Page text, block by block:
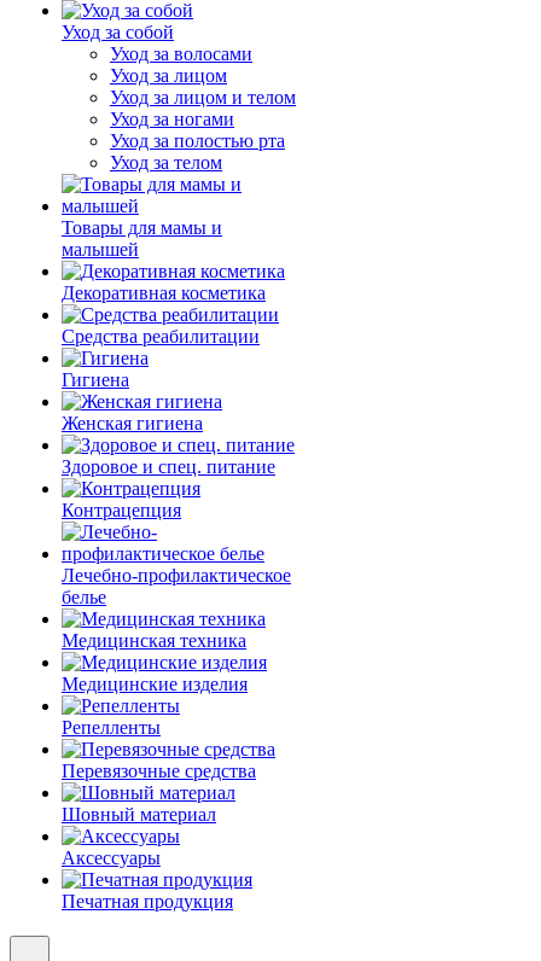
Уход за собой
Уход за волосами
Уход за лицом
Уход за лицом и телом
Уход за ногами
Уход за полостью рта
Уход за телом
Товары для мамы и
малышей
Декоративная косметика
Средства реабилитации
Гигиена
Женская гигиена
Здоровое и спец. питание
Контрацепция
Лечебно-профилактическое
белье
Медицинская техника
Медицинские изделия
Репелленты
Перевязочные средства
Шовный материал
Аксессуары
Печатная продукция